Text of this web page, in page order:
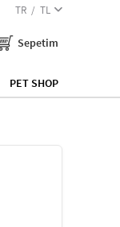
TR TL
Sepetim
PET SHOP